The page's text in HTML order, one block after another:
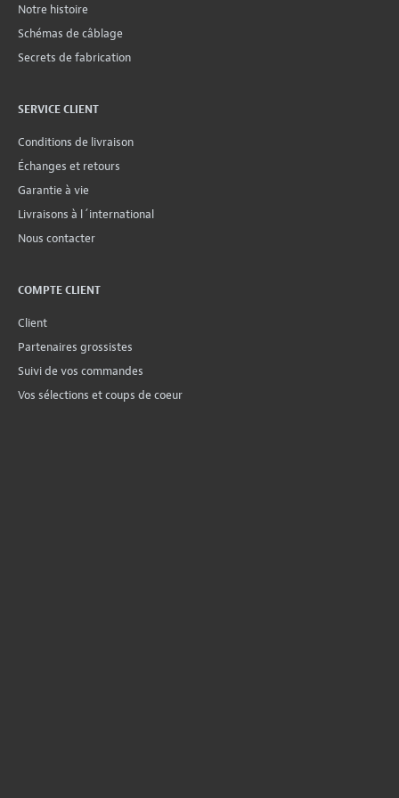
Notre histoire
Schémas de câblage
Secrets de fabrication
SERVICE CLIENT
Conditions de livraison
Échanges et retours
Garantie à vie
Livraisons à l´international
Nous contacter
COMPTE CLIENT
Client
Partenaires grossistes
Suivi de vos commandes
Vos sélections et coups de coeur